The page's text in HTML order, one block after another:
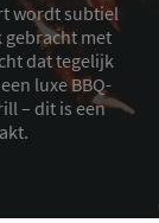
wordt subtiel
gebracht met
dat tegelijk
luxe BBQ-
– dit is een